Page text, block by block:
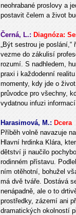
neohrabané proslovy a
postavit čelem a život
Černá, L.: Diagnóza:
„Být sestrou je
vezme do zákulisí
rozumí. S nadhledem,
praxi i každodenní
momenty, kdy jde o
průvodce pro všechny,
vydatnou infuzi
Harasimová, M.: Dcera
Příběh volně navazuje
Hlavní hrdinka Klára,
dětství ji naučilo
rodinném přístavu.
ním otěhotní, bohužel
má dvě tváře. Dostává
nenápadně, ale o to
prostředky, zázemí ani
dramatických okolností